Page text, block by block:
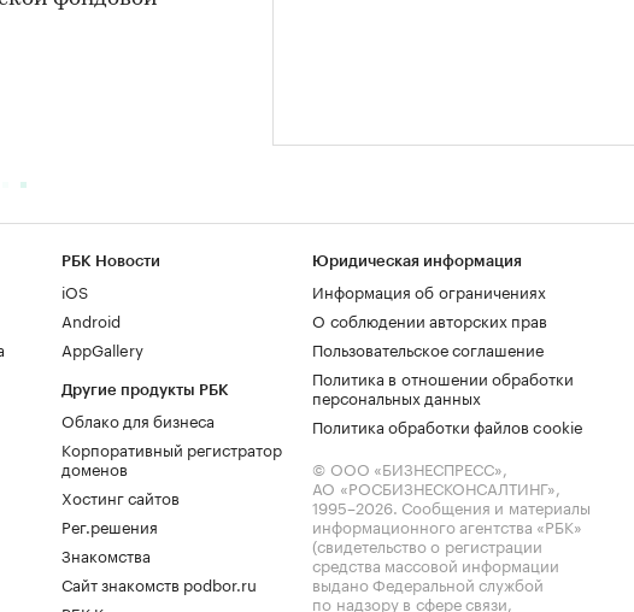
РБК Новости
iOS
Android
AppGallery
Другие продукты РБК
Облако для бизнеса
Корпоративный регистратор
доменов
Хостинг сайтов
Рег.решения
Знакомства
Сайт знакомств podbor.ru
Юридическая информация
Информация об ограничениях
О соблюдении авторских прав
Пользовательское соглашение
Политика в отношении обработки
персональных данных
Политика обработки файлов cookie
© ООО «БИЗНЕСПРЕСС»,
АО «РОСБИЗНЕСКОНСАЛТИНГ»,
1995–2026. Сообщения и материалы
информационного агентства «РБК»
(свидетельство о регистрации
средства массовой информации
выдано Федеральной службой
по надзору в сфере связи,